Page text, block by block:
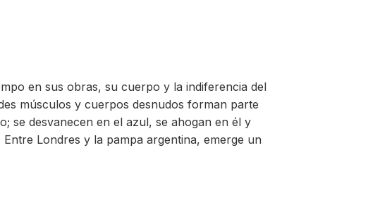
en sus obras, su cuerpo y la indiferencia del
músculos y cuerpos desnudos forman parte
se desvanecen en el azul, se ahogan en él y
Londres y la pampa argentina, emerge un